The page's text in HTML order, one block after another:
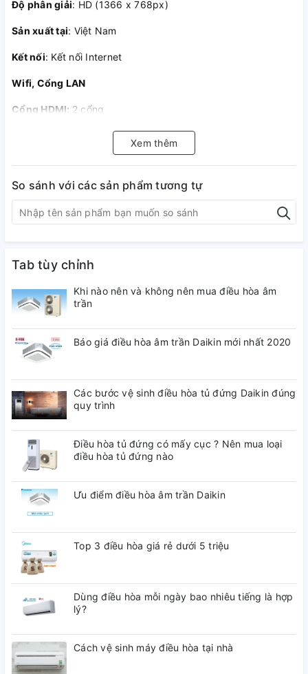
Độ phân giải: HD (1366 x 768px)
Sản xuất tại: Việt Nam
Kết nối: Kết nối Internet
Wifi, Cổng LAN
Cổng HDMI: 2 cổng
Hệ điều hành, giao diện: Android OS
Các ứng dụng sẵn có:YouTube, Google Play Store, Web
search
Điều khiển tivi bằng điện thoại: Bằng ứng dụng T
Xem thêm
So sánh với các sản phẩm tương tự
Tab tùy chỉnh
Khi nào nên và không nên mua điều hòa âm
trần
Báo giá điều hòa âm trần Daikin mới nhất 2020
Các bước vệ sinh điều hòa tủ đứng Daikin đúng
quy trình
Điều hòa tủ đứng có mấy cục ? Nên mua loại
điều hòa tủ đứng nào
Ưu điểm điều hòa âm trần Daikin
Top 3 điều hòa giá rẻ dưới 5 triệu
Dùng điều hòa mỗi ngày bao nhiêu tiếng là hợp
lý?
Cách vệ sinh máy điều hòa tại nhà